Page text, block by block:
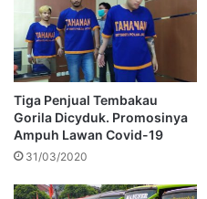
Tiga Penjual Tembakau
Gorila Dicyduk. Promosinya
Ampuh Lawan Covid-19
31/03/2020